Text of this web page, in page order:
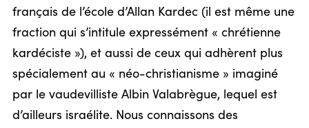
français de l’école d’Allan Kardec (il est même une
fraction qui s’intitule expressément « chrétienne
kardéciste »), et aussi de ceux qui adhèrent plus
spécialement au « néo-christianisme » imaginé
par le vaudevilliste Albin Valabrègue, lequel est
d’ailleurs israélite. Nous connaissons des